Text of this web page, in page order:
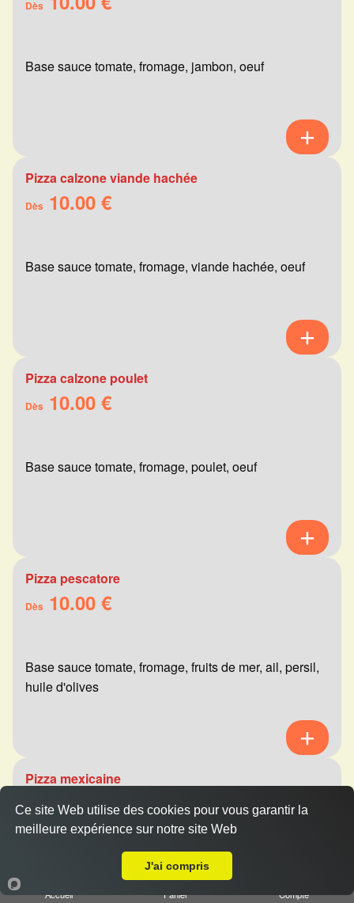
Dès
Base sauce tomate, fromage, jambon, oeuf
Pizza calzone viande hachée
Dès 10.00 €
Base sauce tomate, fromage, viande hachée, oeuf
Pizza calzone poulet
Dès 10.00 €
Base sauce tomate, fromage, poulet, oeuf
Pizza pescatore
Dès 10.00 €
Base sauce tomate, fromage, fruits de mer, ail, persil,
huile d'olives
Pizza mexicaine
Dès10.00 €
Base sauce tomate, fromage, viande hachée,
Accueil Panier Compte
Ce site Web utilise des cookies pour vous garantir la
meilleure expérience sur notre site Web
J'ai compris